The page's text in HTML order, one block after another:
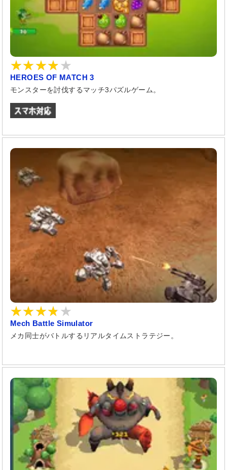
HEROES OF MATCH 3
モンスターを討伐するマッチ3パズルゲーム。
Mech Battle Simulator
メカ同士がバトルするリアルタイムストラテジー。